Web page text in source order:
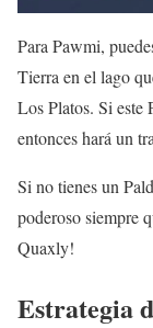
Para Pawmi,
Tierra en el lago
Los Platos. Si este
entonces hará un
Si no tienes un
poderoso siempre
Quaxly!
Estrategia